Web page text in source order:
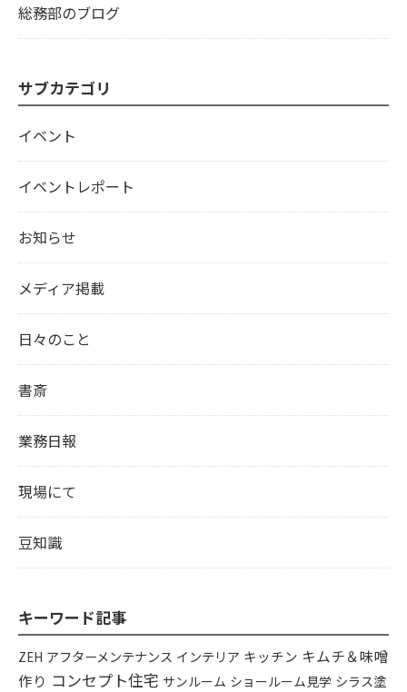
総務部のブログ
サブカテゴリ
イベント
イベントレポート
お知らせ
メディア掲載
日々のこと
書斎
業務日報
現場にて
豆知識
キーワード記事
ZEH アフターメンテナンス インテリア キッチン キムチ＆味噌
作り コンセプト住宅 サンルーム ショールーム見学 シラス塗